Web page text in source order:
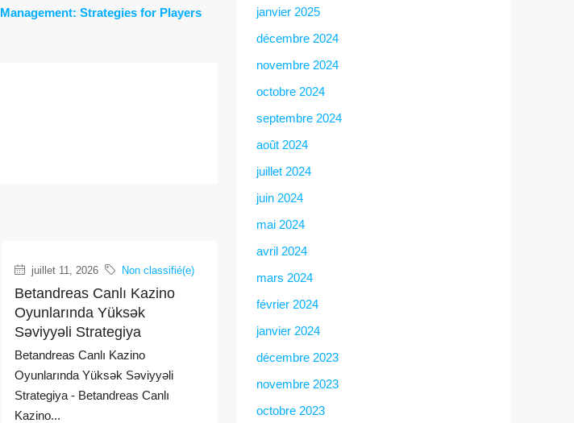
Management: Strategies for Players
juillet 11, 2026 Non classifié(e)
Betandreas Canlı Kazino
Oyunlarında Yüksək
Səviyyəli Strategiya
Betandreas Canlı Kazino
Oyunlarında Yüksək Səviyyəli
Strategiya - Betandreas Canlı
Kazino...
janvier 2025
décembre 2024
novembre 2024
octobre 2024
septembre 2024
août 2024
juillet 2024
juin 2024
mai 2024
avril 2024
mars 2024
février 2024
janvier 2024
décembre 2023
novembre 2023
octobre 2023